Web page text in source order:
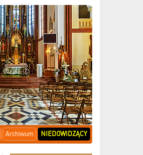
Archiwum NIEDOWIDZĄCY